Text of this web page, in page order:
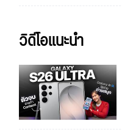
วิดีโอแนะนำ